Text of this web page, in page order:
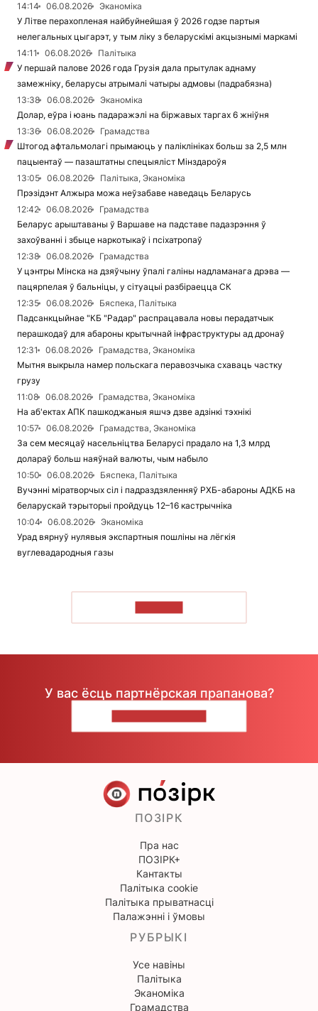
14:14
06.08.2026
Эканоміка
У Літве перахопленая найбуйнейшая ў 2026 годзе партыя
нелегальных цыгарэт, у тым ліку з беларускімі акцызнымі маркамі
14:11
06.08.2026
Палітыка
У першай палове 2026 года Грузія дала прытулак аднаму
замежніку, беларусы атрымалі чатыры адмовы (падрабязна)
13:38
06.08.2026
Эканоміка
Долар, еўра і юань падаражэлі на біржавых таргах 6 жніўня
13:36
06.08.2026
Грамадства
Штогод афтальмолагі прымаюць у паліклініках больш за 2,5 млн
пацыентаў — пазаштатны спецыяліст Мінздароўя
13:05
06.08.2026
Палітыка, Эканоміка
Прэзідэнт Алжыра можа неўзабаве наведаць Беларусь
12:42
06.08.2026
Грамадства
Беларус арыштаваны ў Варшаве на падставе падазрэння ў
захоўванні і збыце наркотыкаў і псіхатропаў
12:38
06.08.2026
Грамадства
У цэнтры Мінска на дзяўчыну ўпалі галіны надламанага дрэва —
пацярпелая ў бальніцы, у сітуацыі разбіраецца СК
12:35
06.08.2026
Бяспека, Палітыка
Падсанкцыйнае "КБ "Радар" распрацавала новы перадатчык
перашкодаў для абароны крытычнай інфраструктуры ад дронаў
12:31
06.08.2026
Грамадства, Эканоміка
Мытня выкрыла намер польскага перавозчыка схаваць частку
грузу
11:08
06.08.2026
Грамадства, Эканоміка
На аб'ектах АПК пашкоджаныя яшчэ дзве адзінкі тэхнікі
10:57
06.08.2026
Грамадства, Эканоміка
За сем месяцаў насельніцтва Беларусі прадало на 1,3 млрд
долараў больш наяўнай валюты, чым набыло
10:50
06.08.2026
Бяспека, Палітыка
Вучэнні міратворчых сіл і падраздзяленняў РХБ-абароны АДКБ на
беларускай тэрыторыі пройдуць 12–16 кастрычніка
10:04
06.08.2026
Эканоміка
Урад вярнуў нулявыя экспартныя пошліны на лёгкія
вуглевадародныя газы
У вас ёсць партнёрская прапанова?
ПОЗІРК
Пра нас
ПОЗІРК+
Кантакты
Палітыка cookie
Палітыка прыватнасці
Палажэнні і ўмовы
РУБРЫКІ
Усе навіны
Палітыка
Эканоміка
Грамадства